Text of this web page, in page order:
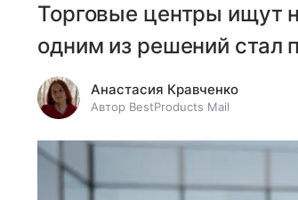
Торговые центры ищут
одним из решений стал
Анастасия Кравченко
Автор BestProducts Mail